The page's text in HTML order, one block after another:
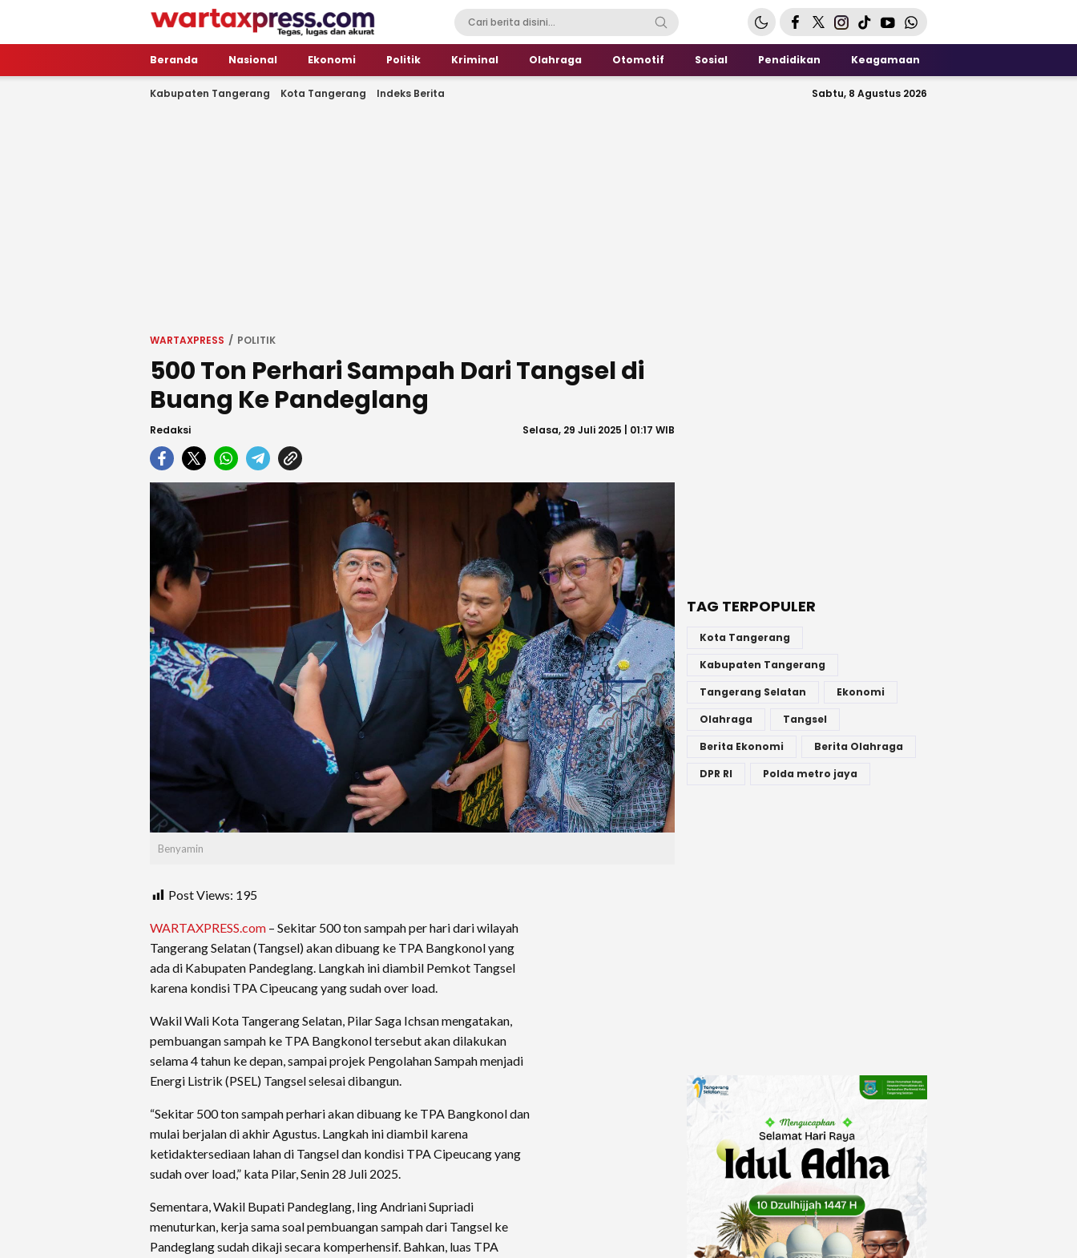
WartaXpress
Tegas, Lugas dan Akurat
Beranda Nasional Ekonomi Politik Kriminal Olahraga Otomotif Sosial Pendidikan Keagamaan
Kabupaten Tangerang Kota Tangerang Indeks Berita Sabtu, 8 Agustus 2026
WARTAXPRESS POLITIK
500 Ton Perhari Sampah Dari Tangsel di
Buang Ke Pandeglang
Redaksi Selasa, 29 Juli 2025 | 01:17 WIB
Benyamin
Post Views: 195
WARTAXPRESS.com – Sekitar 500 ton sampah per hari dari wilayah
Tangerang Selatan (Tangsel) akan dibuang ke TPA Bangkonol yang
ada di Kabupaten Pandeglang. Langkah ini diambil Pemkot Tangsel
karena kondisi TPA Cipeucang yang sudah over load.
Wakil Wali Kota Tangerang Selatan, Pilar Saga Ichsan mengatakan,
pembuangan sampah ke TPA Bangkonol tersebut akan dilakukan
selama 4 tahun ke depan, sampai projek Pengolahan Sampah menjadi
Energi Listrik (PSEL) Tangsel selesai dibangun.
“Sekitar 500 ton sampah perhari akan dibuang ke TPA Bangkonol dan
mulai berjalan di akhir Agustus. Langkah ini diambil karena
ketidaktersediaan lahan di Tangsel dan kondisi TPA Cipeucang yang
sudah over load,” kata Pilar, Senin 28 Juli 2025.
Sementara, Wakil Bupati Pandeglang, Iing Andriani Supriadi
menuturkan, kerja sama soal pembuangan sampah dari Tangsel ke
Pandeglang sudah dikaji secara komperhensif. Bahkan, luas TPA
TAG TERPOPULER
Kota Tangerang
Kabupaten Tangerang
Tangerang Selatan
Ekonomi
Olahraga
Tangsel
Berita Ekonomi
Berita Olahraga
DPR RI
Polda metro jaya